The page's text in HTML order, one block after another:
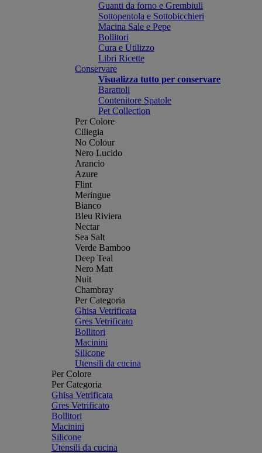
Guanti da forno e Grembiuli
Sottopentola e Sottobicchieri
Macina Sale e Pepe
Bollitori
Cura e Utilizzo
Libri Ricette
Conservare
Visualizza tutto per conservare
Barattoli
Contenitore Spatole
Pet Collection
Per Colore
Ciliegia
No Colour
Nero Lucido
Arancio
Azure
Flint
Meringue
Bianco
Bleu Riviera
Nectar
Sea Salt
Verde Bamboo
Deep Teal
Nero Matt
Nuit
Chambray
Per Categoria
Ghisa Vetrificata
Gres Vetrificato
Bollitori
Macinini
Silicone
Utensili da cucina
Per Colore
Per Categoria
Ghisa Vetrificata
Gres Vetrificato
Bollitori
Macinini
Silicone
Utensili da cucina